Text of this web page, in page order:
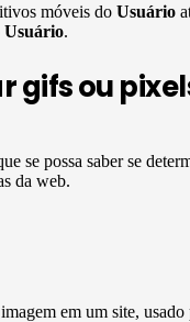
móveis do Usuário
Usuário.
gifs ou
se possa saber se
da web.
em um site,